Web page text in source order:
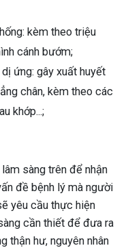
kèm theo triệu
cánh bướm;
ứng: gây xuất huyết
chân, kèm theo các
khớp...;
sàng trên để nhận
đề bệnh lý mà người
yêu cầu thực hiện
cần thiết để đưa ra
thận hư, nguyên nhân